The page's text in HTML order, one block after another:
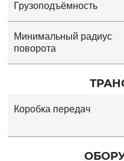
Грузоподъёмность
Минимальный радиус
поворота
Коробка передач